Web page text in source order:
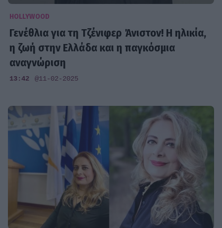
HOLLYWOOD
Γενέθλια για τη Τζένιφερ Άνιστον! Η ηλικία,
η ζωή στην Ελλάδα και η παγκόσμια
αναγνώριση
13:42 @11-02-2025